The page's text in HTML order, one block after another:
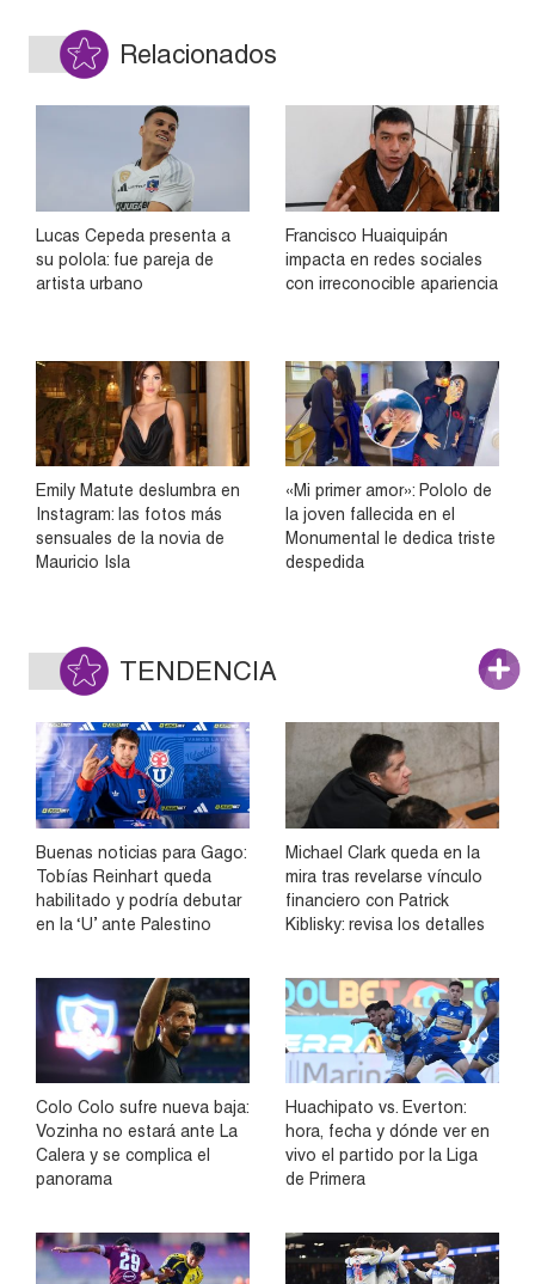
Relacionados
Lucas Cepeda presenta a
su polola: fue pareja de
artista urbano
Francisco Huaiquipán
impacta en redes sociales
con irreconocible apariencia
Emily Matute deslumbra en
Instagram: las fotos más
sensuales de la novia de
Mauricio Isla
«Mi primer amor»: Pololo de
la joven fallecida en el
Monumental le dedica triste
despedida
TENDENCIA
Buenas noticias para Gago:
Tobías Reinhart queda
habilitado y podría debutar
en la ‘U’ ante Palestino
Michael Clark queda en la
mira tras revelarse vínculo
financiero con Patrick
Kiblisky: revisa los detalles
Colo Colo sufre nueva baja:
Vozinha no estará ante La
Calera y se complica el
panorama
Huachipato vs. Everton:
hora, fecha y dónde ver en
vivo el partido por la Liga
de Primera